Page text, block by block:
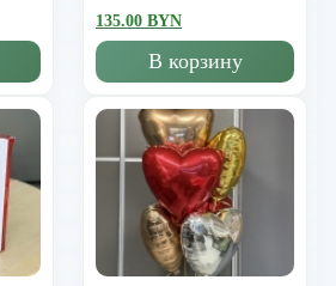
135.00 BYN
В корзину